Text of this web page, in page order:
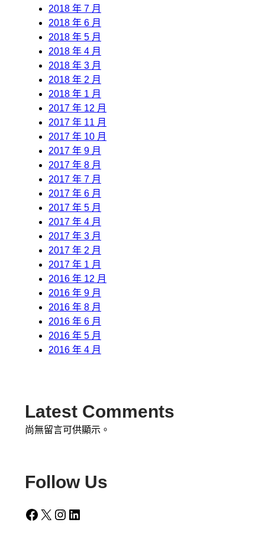
2018 年 7 月
2018 年 6 月
2018 年 5 月
2018 年 4 月
2018 年 3 月
2018 年 2 月
2018 年 1 月
2017 年 12 月
2017 年 11 月
2017 年 10 月
2017 年 9 月
2017 年 8 月
2017 年 7 月
2017 年 6 月
2017 年 5 月
2017 年 4 月
2017 年 3 月
2017 年 2 月
2017 年 1 月
2016 年 12 月
2016 年 9 月
2016 年 8 月
2016 年 6 月
2016 年 5 月
2016 年 4 月
Latest Comments
尚無留言可供顯示。
Follow Us
Facebook X Instagram LinkedIn